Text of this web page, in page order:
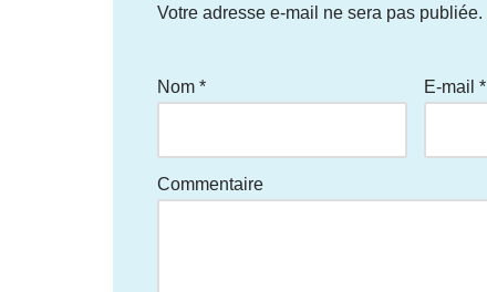
Votre adresse e-mail ne sera pas publiée.
Nom * E-mail*
Commentaire